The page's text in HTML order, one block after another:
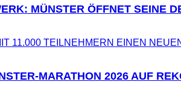
MÜNSTER ÖFFNET SEINE
MARATHON 2026 AUF